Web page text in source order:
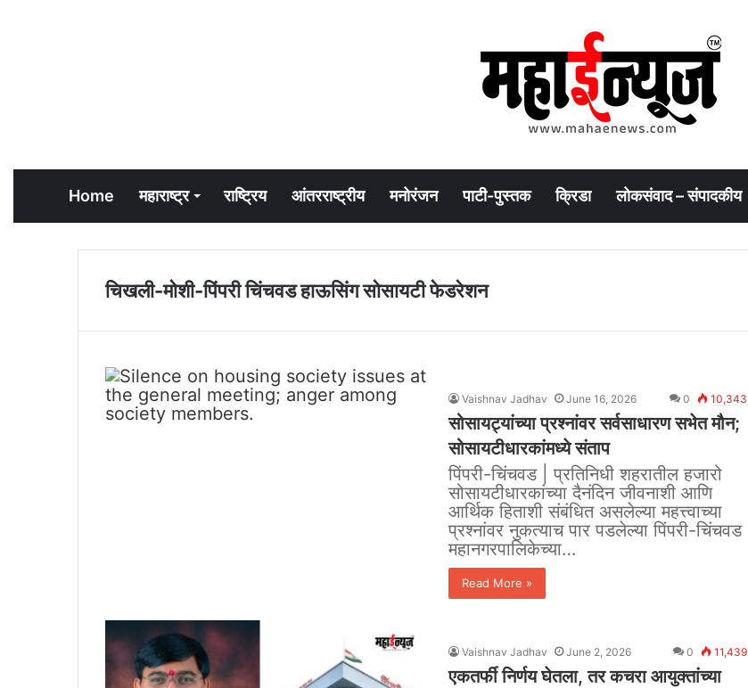
Home महाराष्ट्र राष्ट्रिय आंतरराष्ट्रीय मनोरंजन पाटी-पुस्तक क्रिडा लोकसंवाद – संपादकीय
चिखली-मोशी-पिंपरी चिंचवड हाऊसिंग सोसायटी फेडरेशन
Vaishnav Jadhav June 16, 2026 0 10,343
सोसायट्यांच्या प्रश्नांवर सर्वसाधारण सभेत मौन;
सोसायटीधारकांमध्ये संताप
पिंपरी-चिंचवड | प्रतिनिधी शहरातील हजारो
सोसायटीधारकांच्या दैनंदिन जीवनाशी आणि
आर्थिक हिताशी संबंधित असलेल्या महत्त्वाच्या
प्रश्नांवर नुकत्याच पार पडलेल्या पिंपरी-चिंचवड
महानगरपालिकेच्या…
Read More »
Vaishnav Jadhav June 2, 2026 0 11,439
एकतर्फी निर्णय घेतला, तर कचरा आयुक्तांच्या